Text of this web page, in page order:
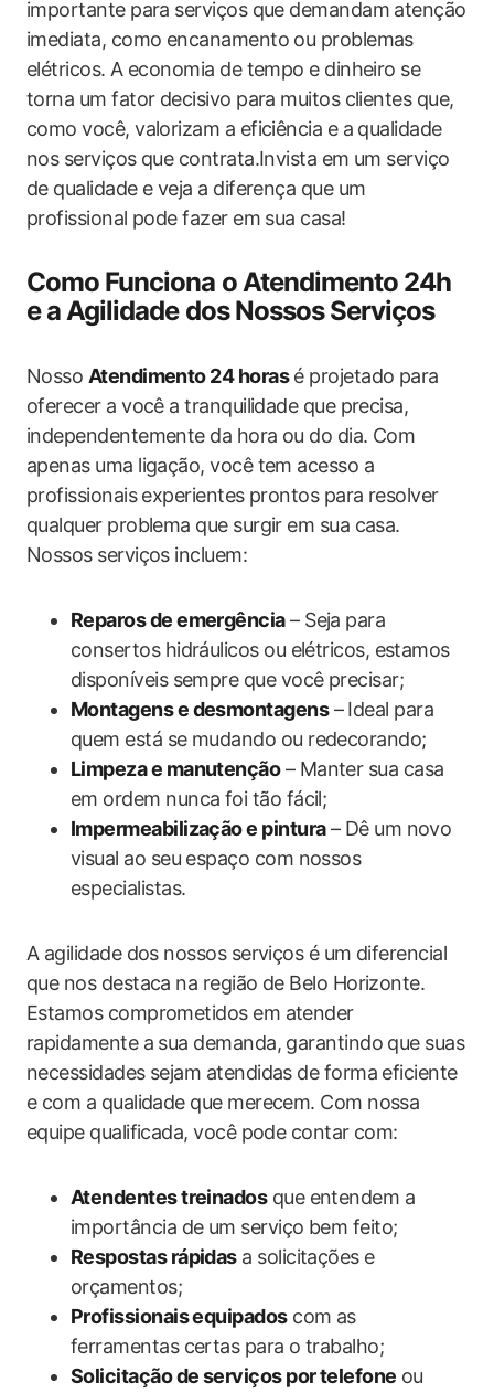
importante para serviços que demandam atenção
imediata, como encanamento ou problemas
elétricos. A economia de tempo e dinheiro se
torna um fator decisivo para muitos clientes que,
como você, valorizam a eficiência e a qualidade
nos serviços que contrata.Invista em um serviço
de qualidade e veja a diferença que um
profissional pode fazer em sua casa!
Como Funciona o Atendimento 24h
e a Agilidade dos Nossos Serviços
Nosso Atendimento 24 horasé projetado para
oferecer a você a tranquilidade que precisa,
independentemente da hora ou do dia. Com
apenas uma ligação, você tem acesso a
profissionais experientes prontos para resolver
qualquer problema que surgir em sua casa.
Nossos serviços incluem:
Reparos de emergência– Seja para
consertos hidráulicos ou elétricos, estamos
disponíveis sempre que você precisar;
Montagens e desmontagens– Ideal para
quem está se mudando ou redecorando;
Limpeza e manutenção– Manter sua casa
em ordem nunca foi tão fácil;
Impermeabilização e pintura– Dê um novo
visual ao seu espaço com nossos
especialistas.
A agilidade dos nossos serviços é um diferencial
que nos destaca na região de Belo Horizonte.
Estamos comprometidos em atender
rapidamente a sua demanda, garantindo que suas
necessidades sejam atendidas de forma eficiente
e com a qualidade que merecem. Com nossa
equipe qualificada, você pode contar com:
Atendentes treinadosque entendem a
importância de um serviço bem feito;
Respostas rápidasa solicitações e
orçamentos;
Profissionais equipadoscom as
ferramentas certas para o trabalho;
Solicitação de serviços por telefone ou